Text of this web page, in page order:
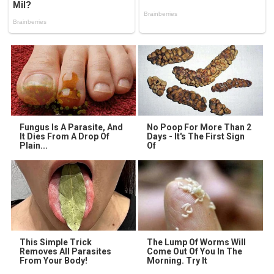
Fungus Is A Parasite, And
It Dies From A Drop Of
Plain...
No Poop For More Than 2
Days - It's The First Sign
Of
This Simple Trick
Removes All Parasites
From Your Body!
The Lump Of Worms Will
Come Out Of You In The
Morning. Try It